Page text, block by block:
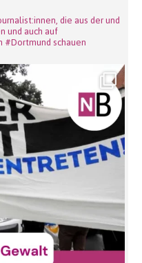
die aus der und
und auch auf
#Dortmund schauen